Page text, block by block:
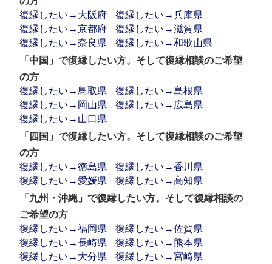
復縁したい→大阪府
復縁したい→兵庫県
復縁したい→京都府
復縁したい→滋賀県
復縁したい→奈良県
復縁したい→和歌山県
「中国」で復縁したい方。そして復縁相談のご希望
の方
復縁したい→鳥取県
復縁したい→島根県
復縁したい→岡山県
復縁したい→広島県
復縁したい→山口県
「四国」で復縁したい方。そして復縁相談のご希望
の方
復縁したい→徳島県
復縁したい→香川県
復縁したい→愛媛県
復縁したい→高知県
「九州・沖縄」で復縁したい方。そして復縁相談の
ご希望の方
復縁したい→福岡県
復縁したい→佐賀県
復縁したい→長崎県
復縁したい→熊本県
復縁したい→大分県
復縁したい→宮崎県